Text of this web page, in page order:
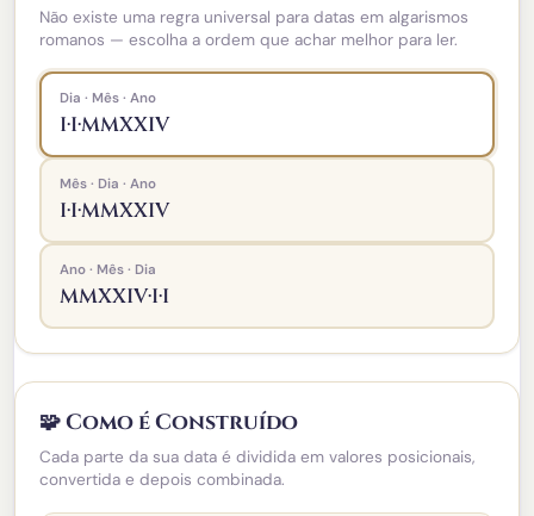
Não existe uma regra universal para datas em algarismos
romanos — escolha a ordem que achar melhor para ler.
Dia · Mês · Ano
I·I·MMXXIV
Mês · Dia · Ano
I·I·MMXXIV
Ano · Mês · Dia
MMXXIV·I·I
🧩 Como é Construído
Cada parte da sua data é dividida em valores posicionais,
convertida e depois combinada.